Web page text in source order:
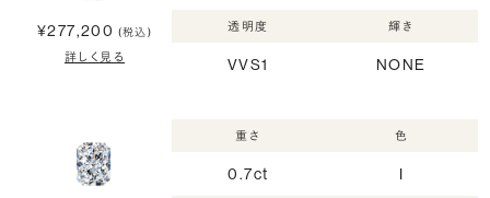
¥277,200 (税込)
詳しく見る
透明度
VVS1
輝き
NONE
重さ
0.7ct
色
I